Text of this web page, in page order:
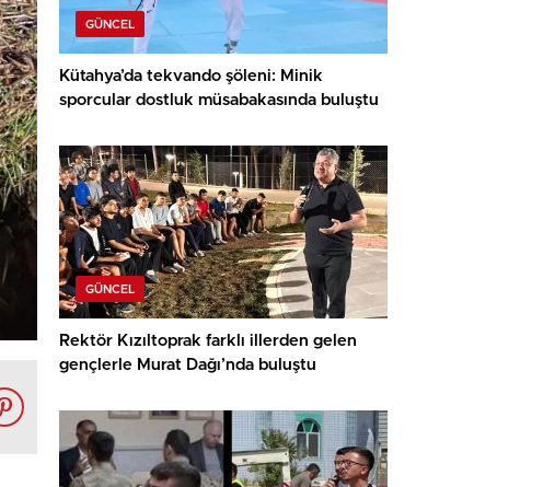
GÜNCEL
Kütahya’da tekvando şöleni: Minik
sporcular dostluk müsabakasında buluştu
GÜNCEL
Rektör Kızıltoprak farklı illerden gelen
gençlerle Murat Dağı’nda buluştu